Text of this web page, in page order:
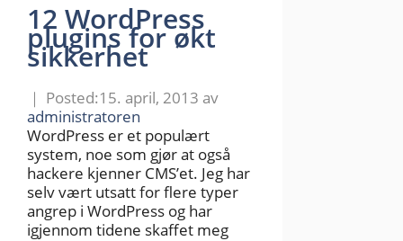
12 WordPress
plugins for økt
sikkerhet
15. april, 2013 av
administratoren
WordPress er et populært
system, noe som gjør at også
hackere kjenner CMS’et. Jeg har
selv vært utsatt for flere typer
angrep i WordPress og har
igjennom tidene skaffet meg